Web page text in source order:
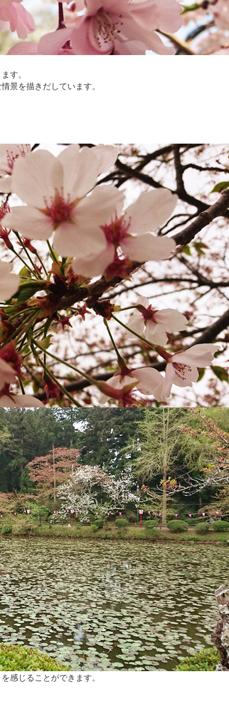
す。
景を描きだしています。
感じることができます。